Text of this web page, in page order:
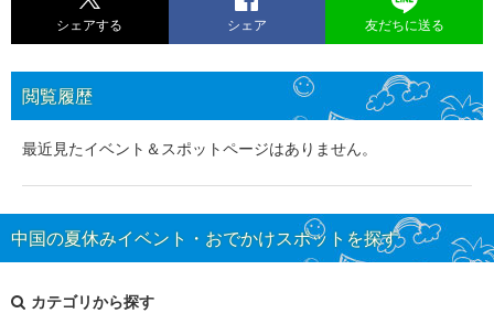
シェアする シェア 友だちに送る
閲覧履歴
最近見たイベント＆スポットページはありません。
中国の夏休みイベント・おでかけスポットを探す
カテゴリから探す